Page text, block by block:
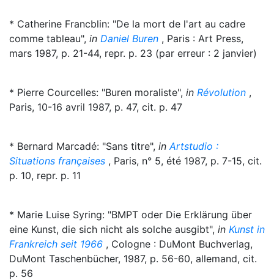
* Catherine Francblin: "De la mort de l'art au cadre
comme tableau", in Daniel Buren , Paris : Art Press,
mars 1987, p. 21-44, repr. p. 23 (par erreur : 2 janvier)
* Pierre Courcelles: "Buren moraliste", in Révolution ,
Paris, 10-16 avril 1987, p. 47, cit. p. 47
* Bernard Marcadé: "Sans titre", in Artstudio :
Situations françaises , Paris, n° 5, été 1987, p. 7-15, cit.
p. 10, repr. p. 11
* Marie Luise Syring: "BMPT oder Die Erklärung über
eine Kunst, die sich nicht als solche ausgibt", in Kunst in
Frankreich seit 1966 , Cologne : DuMont Buchverlag,
DuMont Taschenbücher, 1987, p. 56-60, allemand, cit.
p. 56